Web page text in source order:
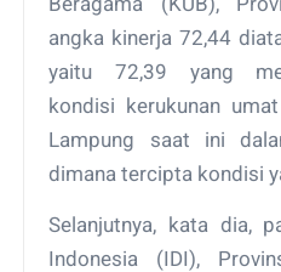
angka kinerja 72,44
yaitu 72,39 yang
kondisi kerukunan
Lampung saat ini
dimana tercipta kondisi
Selanjutnya, kata dia,
Indonesia (IDI),